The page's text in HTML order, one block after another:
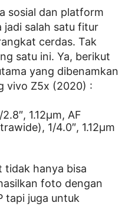
sosial dan platform
jadi salah satu fitur
cerdas. Tak
satu ini. Ya, berikut
yang dibenamkan
vivo Z5x (2020) :
1.12µm, AF
1/4.0″, 1.12µm
tidak hanya bisa
foto dengan
tapi juga untuk